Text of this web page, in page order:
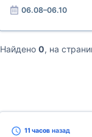
06.08–06.10
Найдено 0, на
11 часовназад